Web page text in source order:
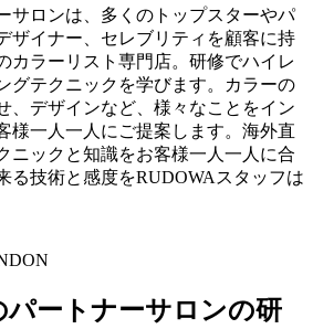
サロンは、多くのトップスターやパ
ザイナー、セレブリティを顧客に持
カラーリスト専門店。研修でハイレ
グテクニックを学びます。カラーの
、デザインなど、様々なことをイン
様一人一人にご提案します。海外直
ニックと知識をお客様一人一人に合
る技術と感度をRUDOWAスタッフは
パートナーサロンの研